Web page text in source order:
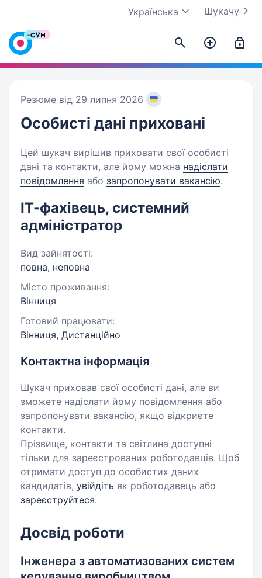
Шукачу
Українська
Резюме від 29 липня 2026
Особисті дані приховані
Цей шукач вирішив приховати свої особисті
дані та контакти, але йому можна надіслати
повідомлення або запропонувати вакансію.
ІТ-фахівець, системний
адміністратор
Вид зайнятості:
повна, неповна
Місто проживання:
Вінниця
Готовий працювати:
Вінниця, Дистанційно
Контактна інформація
Шукач приховав свої особисті дані, але ви
зможете надіслати йому повідомлення або
запропонувати вакансію, якщо відкриєте
контакти.
Прізвище, контакти та світлина доступні
тільки для зареєстрованих роботодавців. Щоб
отримати доступ до особистих даних
кандидатів, увійдіть як роботодавець або
зареєструйтеся.
Досвід роботи
Інженера з автоматизованих систем